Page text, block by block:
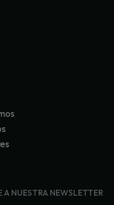
A NUESTRA NEWSLETTER